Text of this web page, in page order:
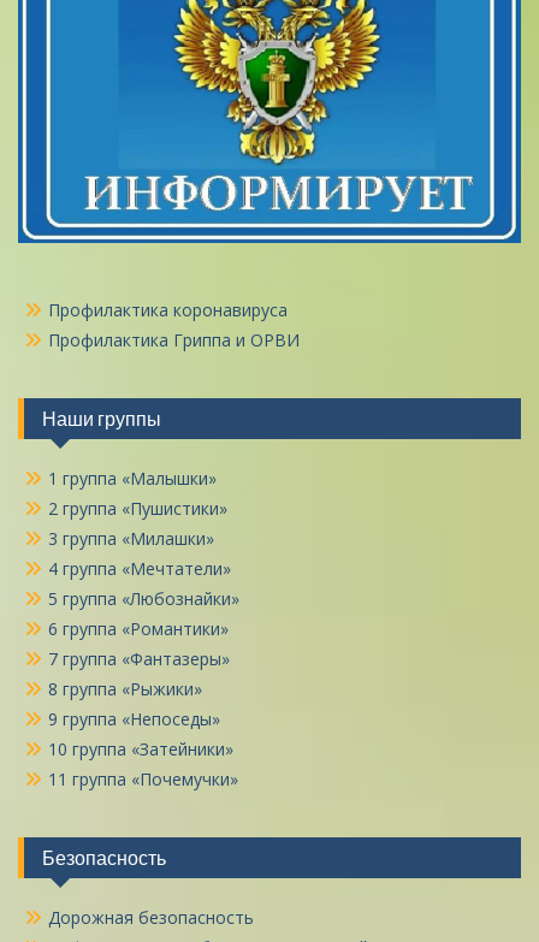
Профилактика коронавируса
Профилактика Гриппа и ОРВИ
Наши группы
1 группа «Малышки»
2 группа «Пушистики»
3 группа «Милашки»
4 группа «Мечтатели»
5 группа «Любознайки»
6 группа «Романтики»
7 группа «Фантазеры»
8 группа «Рыжики»
9 группа «Непоседы»
10 группа «Затейники»
11 группа «Почемучки»
Безопасность
Дорожная безопасность